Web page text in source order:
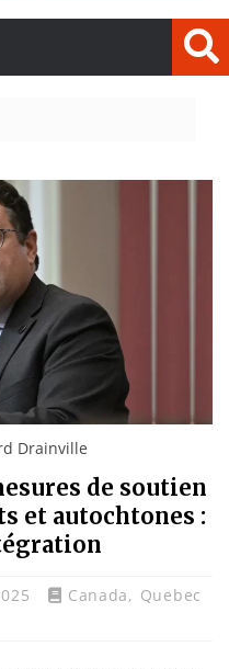
Drainville
de soutien
et autochtones :
Canada, Quebec